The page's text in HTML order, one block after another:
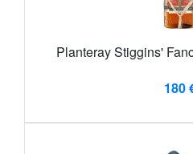
Planteray Stiggins'
180